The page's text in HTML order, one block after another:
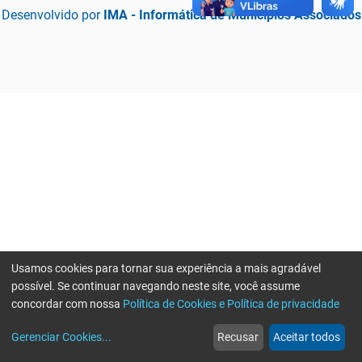
Desenvolvido por IMA - Informática de Municípios Associados
web
Notícias
more_horiz
Mais
Usamos cookies para tornar sua experiência a mais agradável
possível. Se continuar navegando neste site, você assume
concordar com nossa Política de Cookies e Política de privacidade
Gerenciar Cookies... Recusar Aceitar todos
Erro ao enviar informações, por favor tente novamente